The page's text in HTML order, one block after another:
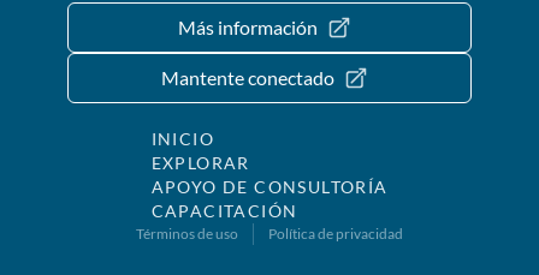
Más información
Mantente conectado
INICIO
EXPLORAR
APOYO DE CONSULTORÍA
CAPACITACIÓN
Términos de uso Política de privacidad